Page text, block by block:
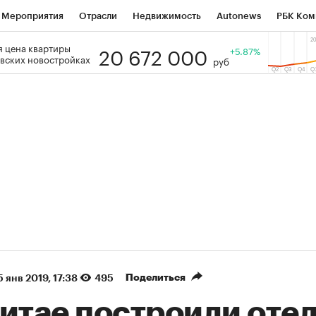
Мероприятия Отрасли Недвижимость Autonews РБК
РБК Образование Тренды
цена квартиры
новостройках
20 672 000 руб
+5.87%
янв 2019, 17:38 495 Поделиться